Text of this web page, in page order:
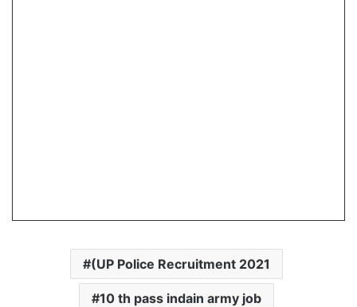
(UP Police Recruitment 2021
10 th pass indain army job